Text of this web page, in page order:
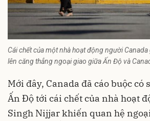
Cái chết của một nhà hoạt động người
lên căng thẳng ngoại giao giữa Ấn Độ và
Mới đây, Canada đã cáo buộc có
Ấn Độtới cái chết của nhà hoạt
Singh Nijjar khiến quan hệ